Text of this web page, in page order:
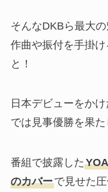
そんなDKBら最大
作曲や振付を手掛け
と！
日本デビューをか
では見事優勝を果た
番組で披露した
のカバーで見せた